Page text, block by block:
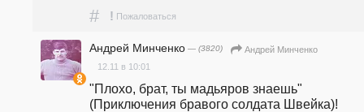
# ! Пожаловаться
Андрей Минченко — (3820)
Андрей Минченко
12.11 в 10:01
"Плохо, брат, ты мадьяров знаешь"
(Приключения бравого солдата Швейка)!